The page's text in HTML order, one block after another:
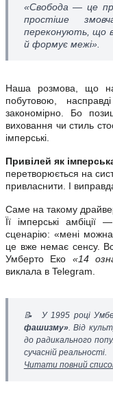
«Свобода — це
простіше
переконують, що
й формує межі».
Наша розмова, що на
побутовою,
закономірно. Бо
виховання чи стиль
імперські.
Привілей як
перетворюється на
привласнити. І
Саме на такому
Її імперські
сценарію: «мені можна
це вже немає сенсу.
Умберто Еко «14
виклала в Telegram.
📝 У 1995 році
фашизму». Від
до радикального
сучасній реальності.
Читати повний